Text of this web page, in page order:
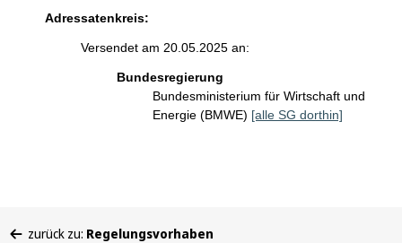
Adressatenkreis:
Versendet am 20.05.2025 an:
Bundesregierung
Bundesministerium für Wirtschaft und
Energie (BMWE) [alle SG dorthin]
zurück zu: Regelungsvorhaben